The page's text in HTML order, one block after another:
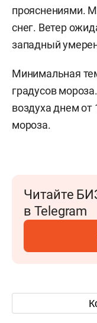
прояснениями.
снег. Ветер
западный
Минимальная
градусов
воздуха днем от
мороза.
Читайте
в Telegram